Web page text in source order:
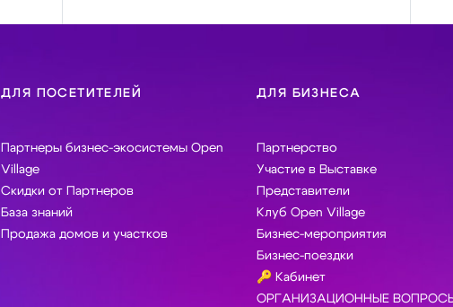
ДЛЯ ПОСЕТИТЕЛЕЙ
Партнеры бизнес-экосистемы Open
Village
Скидки от Партнеров
База знаний
Продажа домов и участков
ДЛЯ БИЗНЕСА
Партнерство
Участие в Выставке
Представители
Клуб Open Village
Бизнес-мероприятия
Бизнес-поездки
🔑 Кабинет
ОРГАНИЗАЦИОННЫЕ